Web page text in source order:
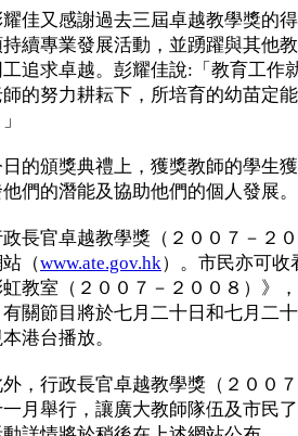
又感謝過去三屆卓越教學獎的得
續專業發展活動，並踴躍與其他
追求卓越。彭耀佳說:「教育工作
的努力耕耘下，所培育的幼苗定
頒獎典禮上，獲獎教師的學生獲
們的潛能及協助他們的個人發展。
官卓越教學獎（２００７－２０
（www.ate.gov.hk）。市民亦可
虹教室（２００７－２００８）》
關節目將於七月二十日和七月二
港台播放。
行政長官卓越教學獎（２００７
月舉行，讓廣大教師隊伍及市民